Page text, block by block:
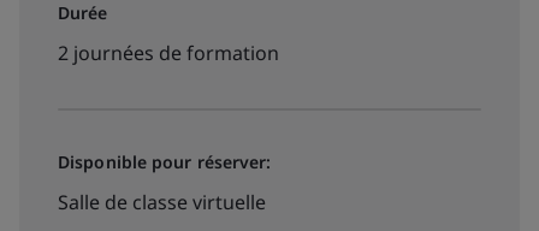
Durée
2 journées de formation
Disponible pour réserver:
Salle de classe virtuelle